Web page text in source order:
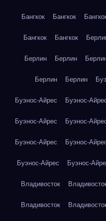
Бангкок Бангкок
Бангкок Бангкок
Берлин Берлин
Берлин Берлин
Буэнос-Айрес Буэнос-
Буэнос-Айрес Буэнос-
Буэнос-Айрес Буэнос-
Буэнос-Айрес Буэнос-
Владивосток
Владивосток